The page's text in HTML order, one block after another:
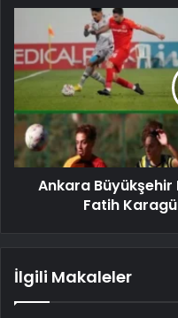
Ankara Büyükşehir
Fatih
İlgili Makaleler